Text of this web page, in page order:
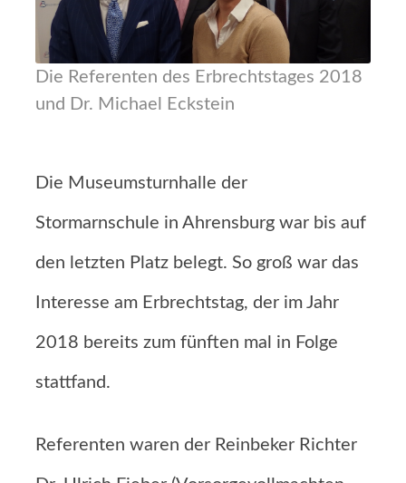
Die Referenten des Erbrechtstages 2018
und Dr. Michael Eckstein
Die Museumsturnhalle der
Stormarnschule in Ahrensburg war bis auf
den letzten Platz belegt. So groß war das
Interesse am Erbrechtstag, der im Jahr
2018 bereits zum fünften mal in Folge
stattfand.
Referenten waren der Reinbeker Richter